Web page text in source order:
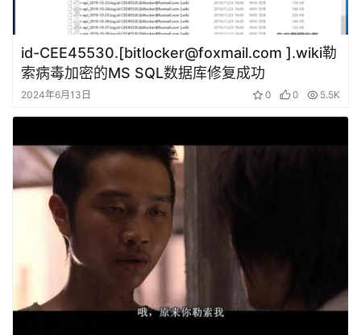
id-CEE45530.[bitlocker@foxmail.com ].wiki勒
索病毒加密的MS SQL数据库修复成功
2024年6月13日 0 0 5.5K